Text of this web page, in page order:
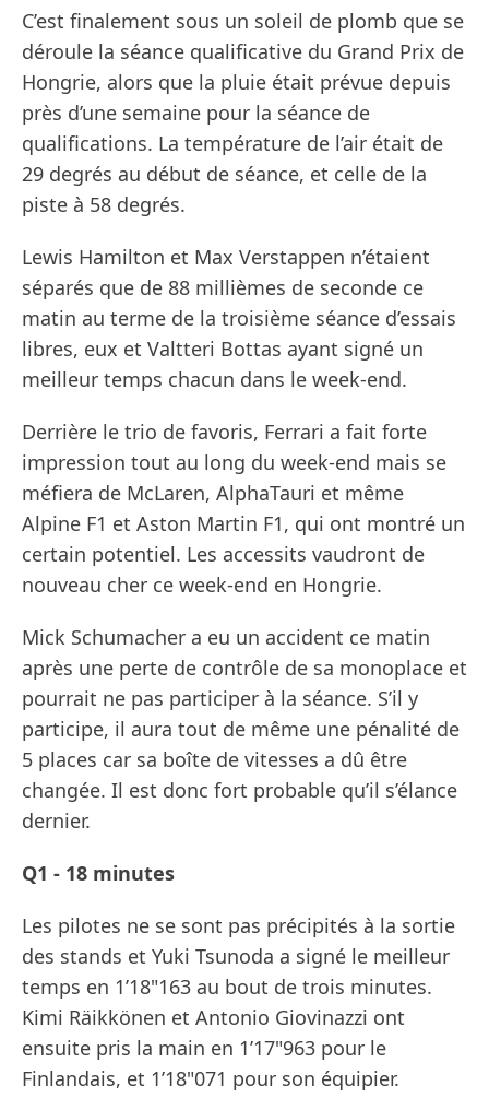
C’est finalement sous un soleil de plomb que se
déroule la séance qualificative du Grand Prix de
Hongrie, alors que la pluie était prévue depuis
près d’une semaine pour la séance de
qualifications. La température de l’air était de
29 degrés au début de séance, et celle de la
piste à 58 degrés.
Lewis Hamilton et Max Verstappen n’étaient
séparés que de 88 millièmes de seconde ce
matin au terme de la troisième séance d’essais
libres, eux et Valtteri Bottas ayant signé un
meilleur temps chacun dans le week-end.
Derrière le trio de favoris, Ferrari a fait forte
impression tout au long du week-end mais se
méfiera de McLaren, AlphaTauri et même
Alpine F1 et Aston Martin F1, qui ont montré un
certain potentiel. Les accessits vaudront de
nouveau cher ce week-end en Hongrie.
Mick Schumacher a eu un accident ce matin
après une perte de contrôle de sa monoplace et
pourrait ne pas participer à la séance. S’il y
participe, il aura tout de même une pénalité de
5 places car sa boîte de vitesses a dû être
changée. Il est donc fort probable qu’il s’élance
dernier.
Q1 - 18 minutes
Les pilotes ne se sont pas précipités à la sortie
des stands et Yuki Tsunoda a signé le meilleur
temps en 1’18"163 au bout de trois minutes.
Kimi Räikkönen et Antonio Giovinazzi ont
ensuite pris la main en 1’17"963 pour le
Finlandais, et 1’18"071 pour son équipier.